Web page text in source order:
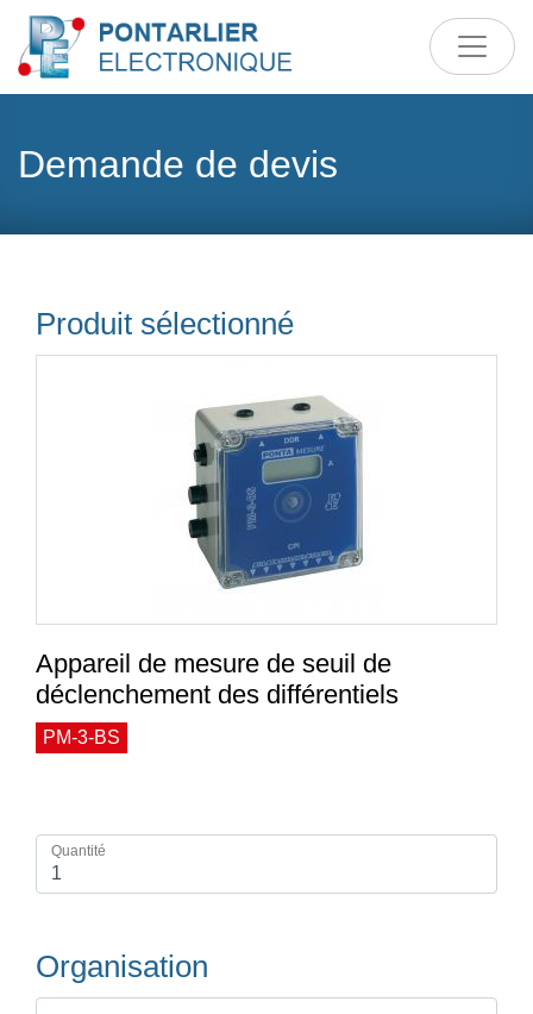
Demande de devis
Produit sélectionné
Appareil de mesure de seuil de
déclenchement des différentiels
PM-3-BS
Quantité
Organisation